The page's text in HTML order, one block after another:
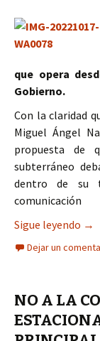
que opera
Gobierno.
Con la claridad
Miguel Ángel
propuesta de
subterráneo
dentro de su
comunicación
Sigue leyendo →
Dejar un
NO A LA